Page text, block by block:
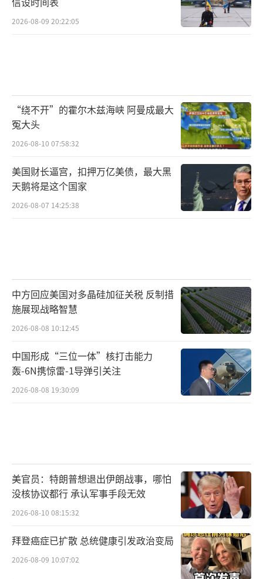
2026-08-09 20:22:05
“绕不开”的霍尔木兹海峡 阿曼成最大
冤大头
2026-08-10 07:58:32
美国财长逼宫，扣押万亿美债，最大黑
天鹅将是这个国家
2026-08-07 14:25:38
中方回应美国对多晶硅加征关税 反制措
施展现战略智慧
2026-08-08 10:12:45
中国形成“三位一体”核打击能力
轰-6N携惊雷-1导弹引关注
2026-08-08 19:30:09
美官员：特朗普想退出伊朗战事，哪怕
没核协议都行 承认军事手段无效
2026-08-10 08:15:32
拜登癌症已扩散 总统健康引发政治变局
2026-08-09 10:07:02